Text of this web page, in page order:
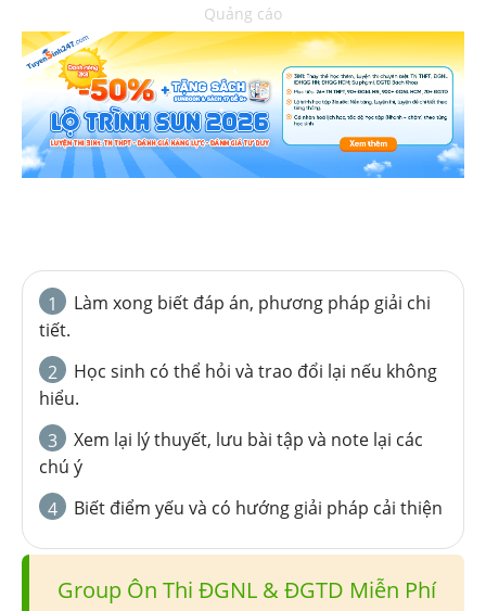
Quảng cáo
1
Làm xong biết đáp án, phương pháp giải chi
tiết.
2
Học sinh có thể hỏi và trao đổi lại nếu không
hiểu.
3
Xem lại lý thuyết, lưu bài tập và note lại các
chú ý
4
Biết điểm yếu và có hướng giải pháp cải thiện
Group Ôn Thi ĐGNL & ĐGTD Miễn Phí